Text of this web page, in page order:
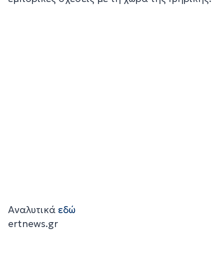
Αναλυτικά εδώ
ertnews.gr